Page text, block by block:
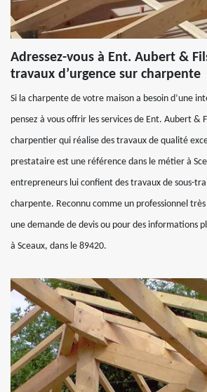
Adressez-vous à Ent. Aubert &
travaux d’urgence sur charpente
Si la charpente de votre maison a besoin d’une
pensez à vous offrir les services de Ent. Aubert &
charpentier qui réalise des travaux de qualité
prestataire est une référence dans le métier à
entrepreneurs lui confient des travaux de sous-
charpente. Reconnu comme un professionnel
une demande de devis ou pour des informations
à Sceaux, dans le 89420.